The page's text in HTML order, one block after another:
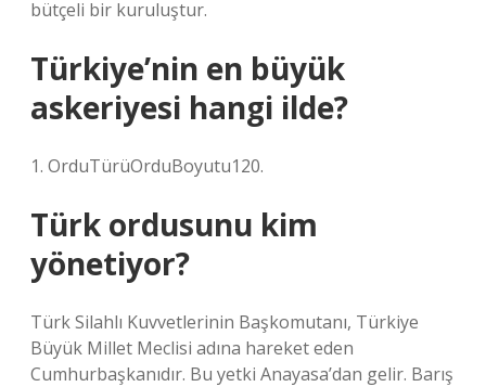
bütçeli bir kuruluştur.
Türkiye’nin en büyük
askeriyesi hangi ilde?
1. OrduTürüOrduBoyutu120.
Türk ordusunu kim
yönetiyor?
Türk Silahlı Kuvvetlerinin Başkomutanı, Türkiye
Büyük Millet Meclisi adına hareket eden
Cumhurbaşkanıdır. Bu yetki Anayasa’dan gelir. Barış